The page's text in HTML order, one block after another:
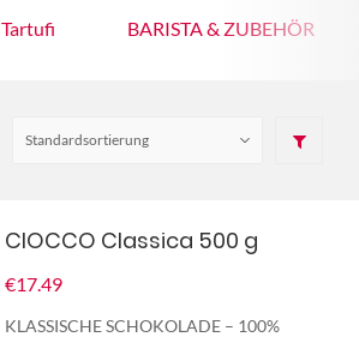
Tartufi BARISTA & ZUBEHÖR
CIOCCO Classica 500 g
€17.49
KLASSISCHE SCHOKOLADE – 100%